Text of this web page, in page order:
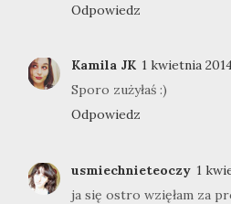
Odpowiedz
Kamila JK 1 kwietnia
Sporo zużyłaś :)
Odpowiedz
usmiechnieteoczy 1
ja się ostro wzięłam za